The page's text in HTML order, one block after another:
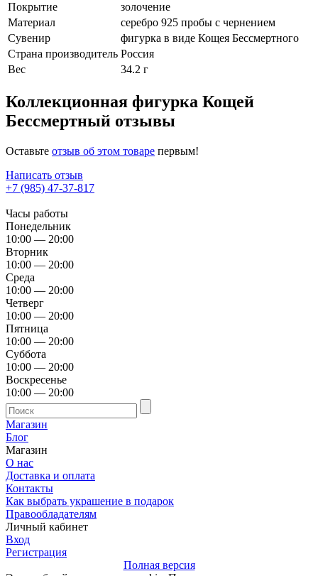
Покрытие
золочение
Материал
серебро 925 пробы с чернением
Сувенир
фигурка в виде Кощея Бессмертного
Страна производитель Россия
Вес
34.2 г
Коллекционная фигурка Кощей
Бессмертный отзывы
Оставьте отзыв об этом товаре первым!
Написать отзыв
+7 (985) 47-37-817
Часы работы
Понедельник
10:00 — 20:00
Вторник
10:00 — 20:00
Среда
10:00 — 20:00
Четверг
10:00 — 20:00
Пятница
10:00 — 20:00
Суббота
10:00 — 20:00
Воскресенье
10:00 — 20:00
Магазин
Блог
Магазин
О нас
Доставка и оплата
Контакты
Как выбрать украшение в подарок
Правообладателям
Личный кабинет
Вход
Регистрация
Полная версия